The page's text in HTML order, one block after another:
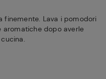
finemente. Lava i pomodori
aromatiche dopo averle